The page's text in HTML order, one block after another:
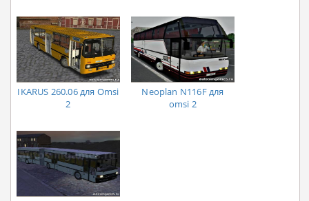
IKARUS 260.06 для Omsi
2
Neoplan N116F для
omsi 2